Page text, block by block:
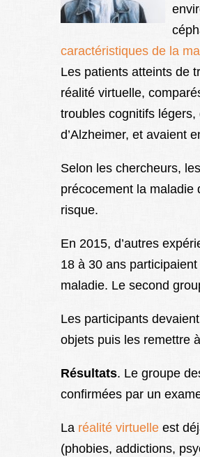
caractéristiques de la
Les patients atteints de
réalité virtuelle,
troubles cognitifs
d’Alzheimer, et avaient
Selon les chercheurs,
précocement la maladie
risque.
En 2015, d’autres
18 à 30 ans participaient
maladie. Le second
Les participants
objets puis les remettre
Résultats. Le groupe
confirmées par un
La réalité virtuelle est
(phobies, addictions,